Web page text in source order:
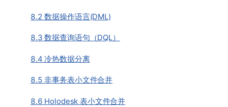
8.2 数据操作语言(DML)
8.3 数据查询语句（DQL）
8.4 冷热数据分离
8.5 非事务表小文件合并
8.6 Holodesk 表小文件合并